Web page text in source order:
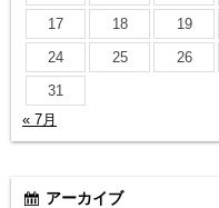
17
18 19
24
25 26
31
« 7月
アーカイブ